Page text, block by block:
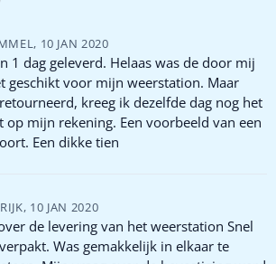
, 10 JAN 2020
1 dag geleverd. Helaas was de door mij
geschikt voor mijn weerstation. Maar
kreeg ik dezelfde dag nog het
op mijn rekening. Een voorbeeld van een
Een dikke tien
, 10 JAN 2020
de levering van het weerstation Snel
Was gemakkelijk in elkaar te